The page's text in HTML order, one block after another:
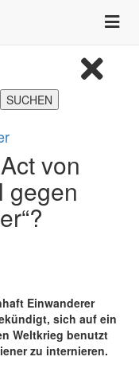
Toggle
von
gegen
Einwanderer
sich auf ein
Weltkrieg benutzt
zu internieren.